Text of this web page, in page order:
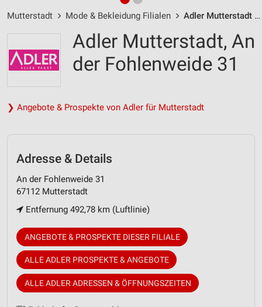
Mutterstadt Mode & Bekleidung Filialen Adler Mutterstadt / An der Fohlenweide 31 - Öffnungszeiten & Adresse
Adler Mutterstadt, An
der Fohlenweide 31
❯ Angebote & Prospekte von Adler für Mutterstadt
Adresse & Details
An der Fohlenweide 31
67112 Mutterstadt
Entfernung 492,78 km (Luftlinie)
ANGEBOTE & PROSPEKTE DIESER FILIALE
ALLE ADLER PROSPEKTE & ANGEBOTE
ALLE ADLER ADRESSEN & ÖFFNUNGSZEITEN